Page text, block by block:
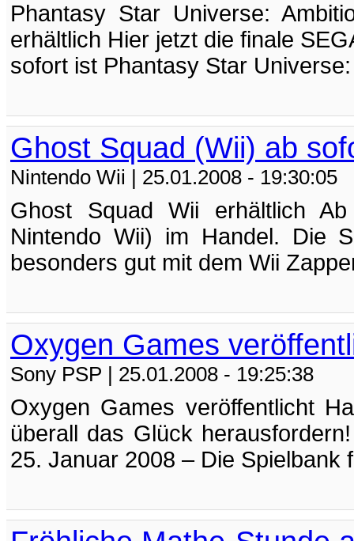
Phantasy Star Universe:
erhältlich Hier jetzt die finale
sofort ist Phantasy Star
Ghost Squad (Wii) ab
Nintendo Wii | 25.01.2008 - 19:30:05
Ghost Squad Wii erhältlich
Nintendo Wii) im Handel. Die
besonders gut mit dem Wii
Oxygen Games
Sony PSP | 25.01.2008 - 19:25:38
Oxygen Games veröffentlicht
überall das Glück
25. Januar 2008 – Die Spielbank